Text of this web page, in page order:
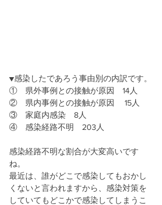
▼感染したであろう事由別の内訳です。
①　県外事例との接触が原因　14人
②　県内事例との接触が原因 　15人
③　家庭内感染　8人
④　感染経路不明　203人
感染経路不明な割合が大変高いです
ね。
最近は、誰がどこで感染してもおかし
くないと言われますから、感染対策を
していてもどこかで感染してしまうこ